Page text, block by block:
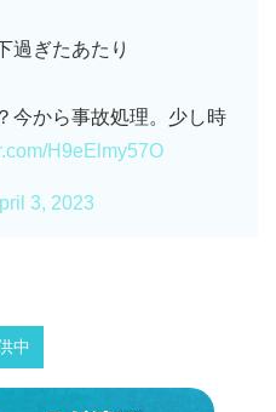
過ぎたあたり
今から事故処理。少し時
H9eElmy57O
3, 2023
中